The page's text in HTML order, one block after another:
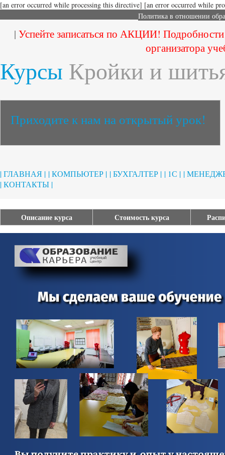
[an error occurred while processing this directive] [an error occurred while
Политика в отношении
| Успейте записаться по АКЦИИ!
организатора
Курсы Кройки и
Приходите к нам на открытый урок!
| ГЛАВНАЯ | | КОМПЬЮТЕР | | БУХГАЛТЕР | | 1С | |
| КОНТАКТЫ |
Описание курса Стоимость курса